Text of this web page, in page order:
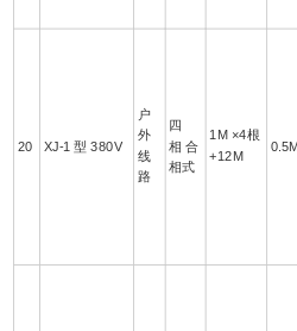
20 XJ-1 型 380V
户
外
线
路
四
相 合
相式
1M ×4根
+12M